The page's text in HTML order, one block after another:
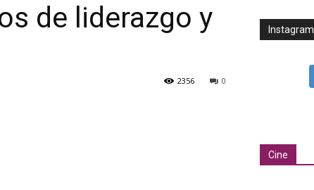
de liderazgo y
0
2356
Instagram
Cine